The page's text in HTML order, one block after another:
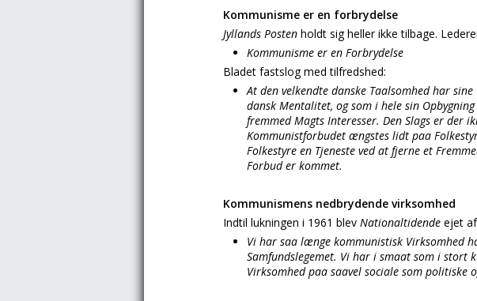
Kommunisme er en forbrydelse
Jyllands Posten holdt sig heller ikke tilbage.
Kommunisme er en Forbrydelse
Bladet fastslog med tilfredshed:
At den velkendte danske Taalsomhed har
dansk Mentalitet, og som i hele sin
fremmed Magts Interesser. Den Slags er der
Kommunistforbudet ængstes lidt paa
Folkestyre en Tjeneste ved at fjerne et
Forbud er kommet.
Kommunismens nedbrydende virksomhed
Indtil lukningen i 1961 blev Nationaltidende ejet af
Vi har saa længe kommunistisk Virksomhed
Samfundslegemet. Vi har i smaat som i stort
Virksomhed paa saavel sociale som politiske